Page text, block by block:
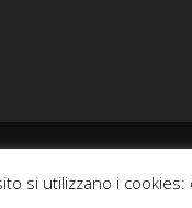
si utilizzano i